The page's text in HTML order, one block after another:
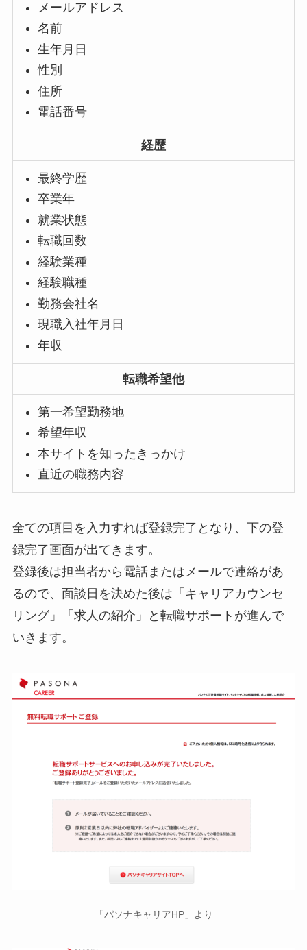
メールアドレス
名前
生年月日
性別
住所
電話番号
経歴
最終学歴
卒業年
就業状態
転職回数
経験業種
経験職種
勤務会社名
現職入社年月日
年収
転職希望他
第一希望勤務地
希望年収
本サイトを知ったきっかけ
直近の職務内容
全ての項目を入力すれば登録完了となり、下の登
録完了画面が出てきます。
登録後は担当者から電話またはメールで連絡があ
るので、面談日を決めた後は「キャリアカウンセ
リング」「求人の紹介」と転職サポートが進んで
いきます。
「パソナキャリアHP」より